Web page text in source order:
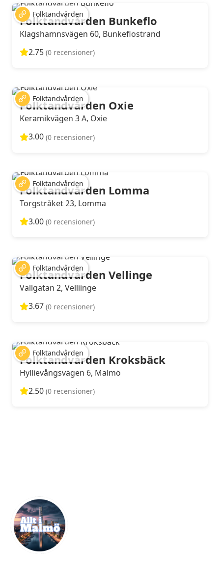
Folktandvården
Folktandvården Bunkeflo
Klagshamnsvägen 60, Bunkeflostrand
2.75 (0 recensioner)
Folktandvården
Folktandvården Oxie
Keramikvägen 3 A, Oxie
3.00 (0 recensioner)
Folktandvården
Folktandvården Lomma
Torgstråket 23, Lomma
3.00 (0 recensioner)
Folktandvården
Folktandvården Vellinge
Vallgatan 2, Velliinge
3.67 (0 recensioner)
Folktandvården
Folktandvården Kroksbäck
Hyllievångsvägen 6, Malmö
2.50 (0 recensioner)